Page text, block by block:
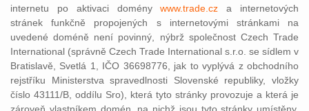
internetu po aktivaci doménywww.trade.cz a internetových
stránek funkčně propojených s internetovými stránkami na
uvedené doméně není povinný, nýbrž společnost Czech Trade
International (správně Czech Trade International s.r.o. se sídlem v
Bratislavě, Svetlá 1, IČO 36698776, jak to vyplývá z obchodního
rejstříku Ministerstva spravedlnosti Slovenské republiky, vložky
číslo 43111/B, oddílu Sro), která tyto stránky provozuje a která je